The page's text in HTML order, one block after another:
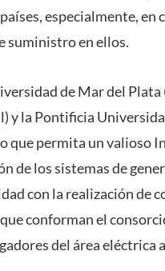
especialmente,
suministro en ellos.
de Mar del
y la Pontificia
que permita un valioso
de los sistemas de
con la realización de
conforman el
del área eléctrica